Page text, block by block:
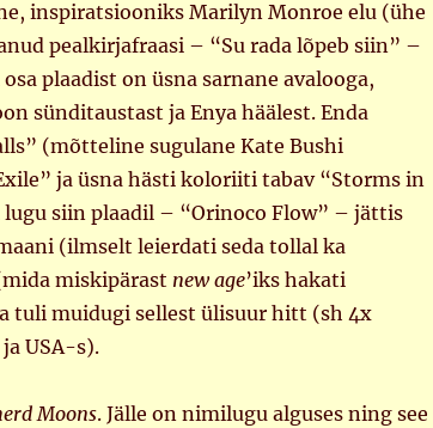
inspiratsiooniks Marilyn Monroe elu (ühe
pealkirjafraasi – “Su rada lõpeb siin” –
plaadist on üsna sarnane avalooga,
sünditaustast ja Enya häälest. Enda
(mõtteline sugulane Kate Bushi
ja üsna hästi koloriiti tabav “Storms in
siin plaadil – “Orinoco Flow” – jättis
(ilmselt leierdati seda tollal ka
miskipärast new age’iks hakati
tuli muidugi sellest ülisuur hitt (sh 4x
USA-s).
Moons. Jälle on nimilugu alguses ning see